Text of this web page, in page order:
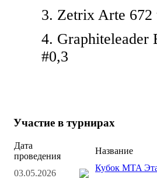
3. Zetrix Arte 672
4. Graphiteleader
#0,3
Участие в турнирах
Дата
проведения
Название
03.05.2026
Кубок MTA